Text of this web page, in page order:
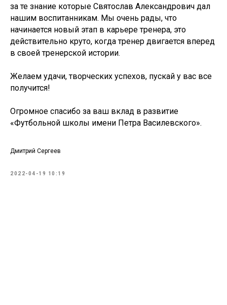
за те знание которые Святослав Александрович дал
нашим воспитанникам. Мы очень рады, что
начинается новый этап в карьере тренера, это
действительно круто, когда тренер двигается вперед
в своей тренерской истории.
Желаем удачи, творческих успехов, пускай у вас все
получится!
Огромное спасибо за ваш вклад в развитие
«Футбольной школы имени Петра Василевского».
Дмитрий Сергеев
2022-04-19 10:19